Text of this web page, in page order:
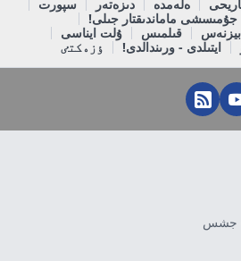
ەلەمدە دىزەتەر
سپورت
جۇمىسشى ماماندىقتار جىلى!
قىلمىس
ۇلت ايناسى
ايتىلدى - ورىندالدى! ٶزەكتٸ